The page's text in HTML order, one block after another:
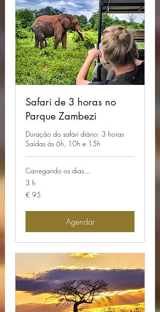
Safari de 3 horas no
Parque Zambezi
Duração do safári diário: 3 horas
Saídas às 6h, 10h e 15h
Carregando os dias...
3 h
95
Euros
€ 95
Agendar